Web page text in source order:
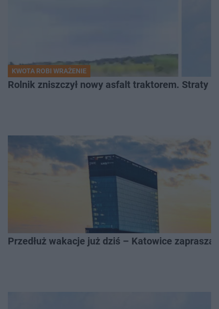
KWOTA ROBI WRAŻENIE
Rolnik zniszczył nowy asfalt traktorem. Straty
Przedłuż wakacje już dziś – Katowice